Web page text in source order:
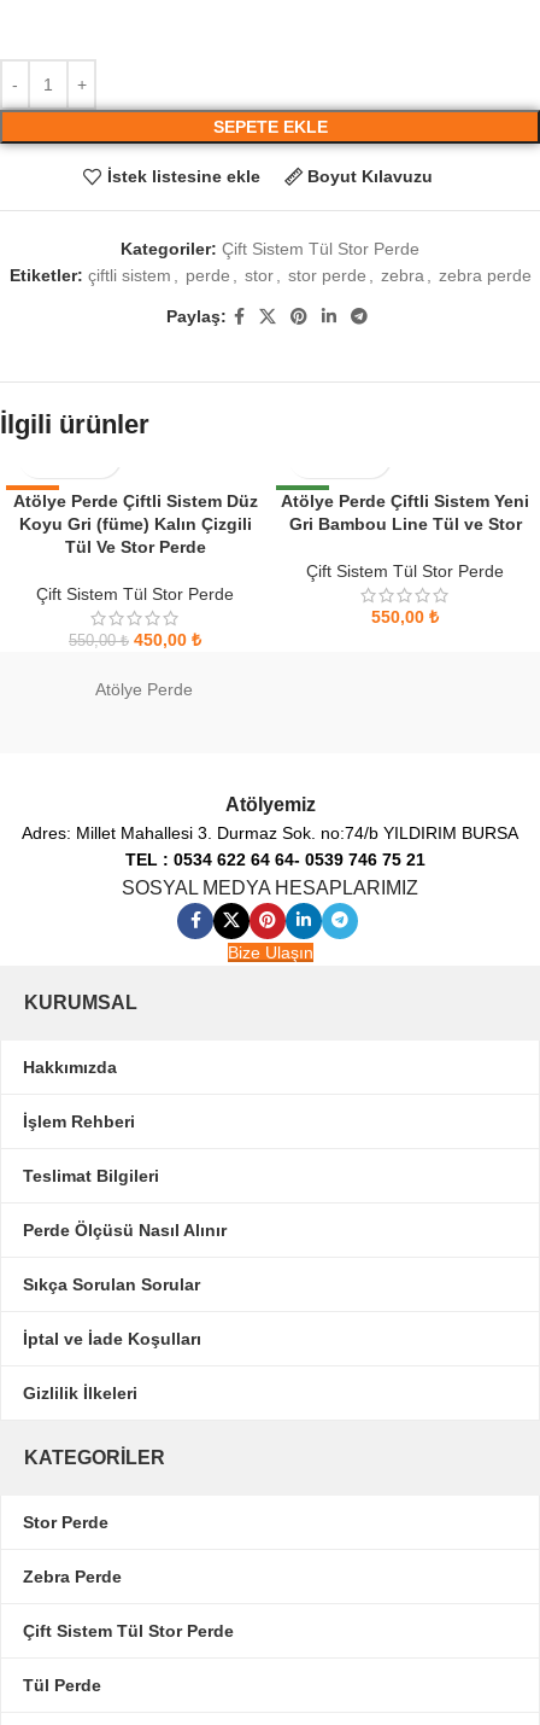
SEPETE EKLE
İstek listesine ekle Boyut Kılavuzu
Kategoriler: Çift Sistem Tül Stor Perde
Etiketler: çiftli sistem perde stor stor perde zebra zebra perde
Paylaş:
İlgili ürünler
-18%
Atölye Perde Çiftli Sistem Düz
Koyu Gri (füme) Kalın Çizgili
Tül Ve Stor Perde
Çift Sistem Tül Stor Perde
550,00₺ 450,00 ₺
YENI
Atölye Perde Çiftli Sistem Yeni
Gri Bambou Line Tül ve Stor
Çift Sistem Tül Stor Perde
550,00 ₺
Atölye Perde
Atölyemiz
Adres: Millet Mahallesi 3. Durmaz Sok. no:74/b YILDIRIM BURSA
TEL : 0534 622 64 64- 0539 746 75 21
SOSYAL MEDYA HESAPLARIMIZ
Bize Ulaşın
KURUMSAL
Hakkımızda
İşlem Rehberi
Teslimat Bilgileri
Perde Ölçüsü Nasıl Alınır
Sıkça Sorulan Sorular
İptal ve İade Koşulları
Gizlilik İlkeleri
KATEGORILER
Stor Perde
Zebra Perde
Çift Sistem Tül Stor Perde
Tül Perde